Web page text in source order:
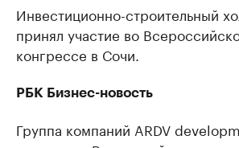
Инвестиционно-строительный
принял участие во
конгрессе в Сочи.
РБК Бизнес-новость
Группа компаний ARDV